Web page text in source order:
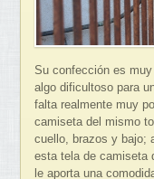
Su confección es
algo dificultoso para
falta realmente muy
camiseta del mismo
cuello, brazos y bajo;
esta tela de camiseta
le aporta una